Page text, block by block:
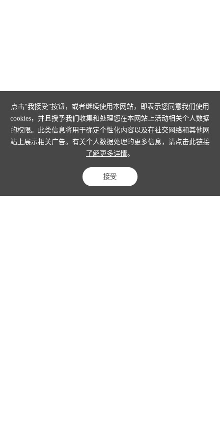
点击“我接受”按钮，或者继续使用本网站，即表示您同意我们使用
cookies，并且授予我们收集和处理您在本网站上活动相关个人数据
的权限。此类信息将用于确定个性化内容以及在社交网络和其他网
站上展示相关广告。有关个人数据处理的更多信息，请点击此链接
了解更多详情。
接受